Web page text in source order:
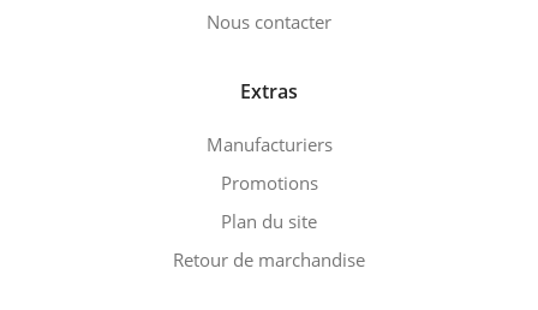
Nous contacter
Extras
Manufacturiers
Promotions
Plan du site
Retour de marchandise